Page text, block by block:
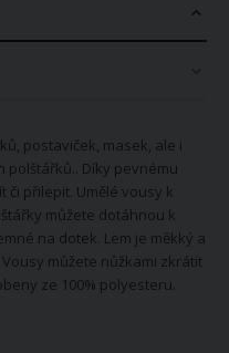
postaviček, masek, ale i
polštářků.. Díky pevnému
či přilepit. Umělé vousy k
můžete dotáhnou k
na dotek. Lem je měkký a
můžete nůžkami zkrátit
ze 100% polyesteru.